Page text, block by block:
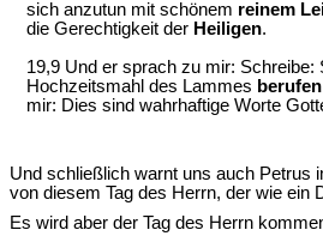
sich anzutun mit schönem reinem
die Gerechtigkeit der Heiligen.
19,9 Und er sprach zu mir: Schreibe:
Hochzeitsmahl des Lammes berufen
mir: Dies sind wahrhaftige Worte
Und schließlich warnt uns auch Petrus
von diesem Tag des Herrn, der wie ein
Es wird aber der Tag des Herrn